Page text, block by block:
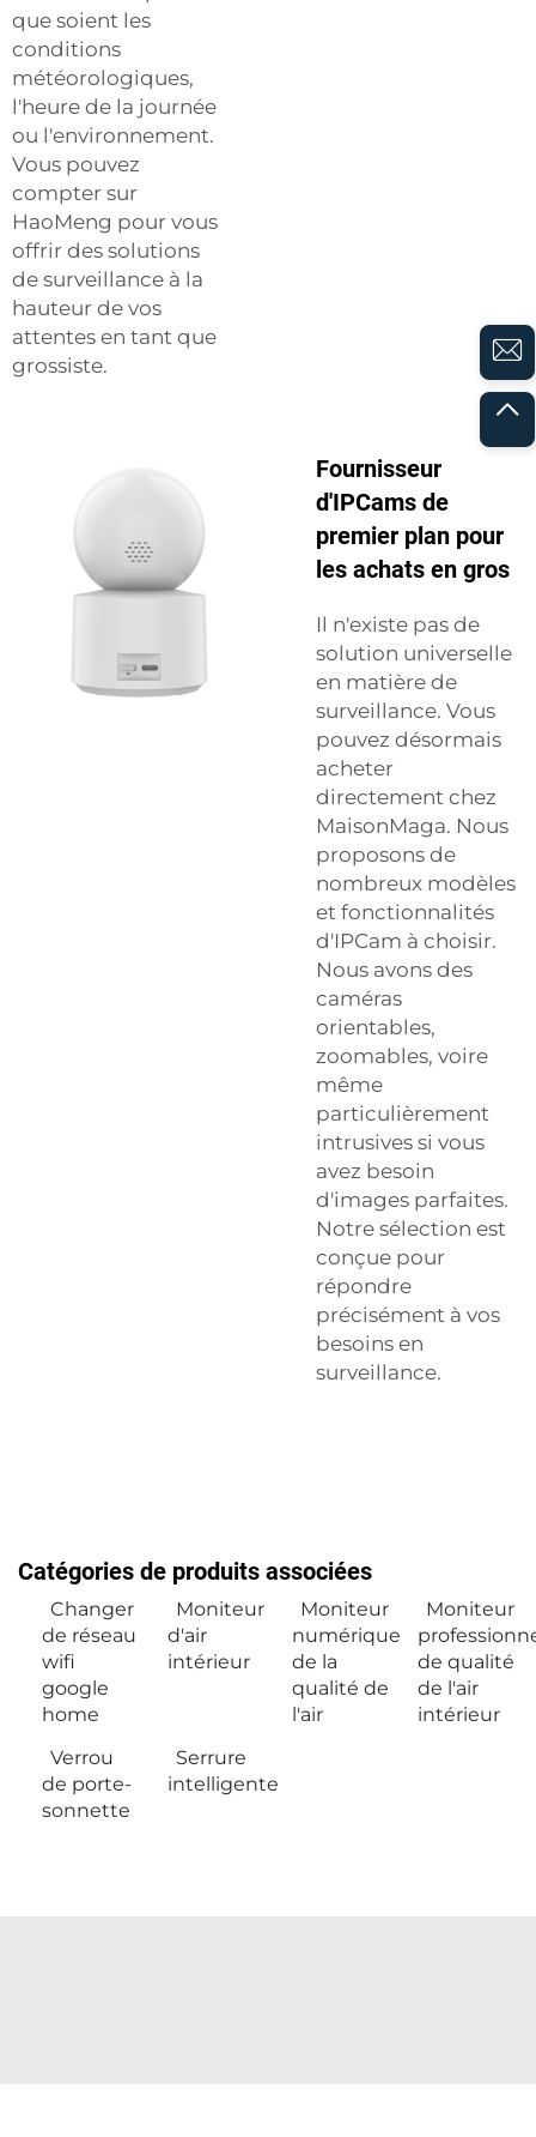
que soient les
conditions
météorologiques,
l'heure de la journée
ou l'environnement.
Vous pouvez
compter sur
HaoMeng pour vous
offrir des solutions
de surveillance à la
hauteur de vos
attentes en tant que
grossiste.
Fournisseur
d'IPCams de
premier plan pour
les achats en gros
Il n'existe pas de
solution universelle
en matière de
surveillance. Vous
pouvez désormais
acheter
directement chez
MaisonMaga. Nous
proposons de
nombreux modèles
et fonctionnalités
d'IPCam à choisir.
Nous avons des
caméras
orientables,
zoomables, voire
même
particulièrement
intrusives si vous
avez besoin
d'images parfaites.
Notre sélection est
conçue pour
répondre
précisément à vos
besoins en
surveillance.
Catégories de produits associées
Changer
de réseau
wifi
google
home
Moniteur
d'air
intérieur
Moniteur
numérique
de la
qualité de
l'air
Moniteur
de qualité
de l'air
intérieur
Verrou
de porte-
sonnette
Serrure
intelligente